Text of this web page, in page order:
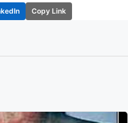
Copy Link